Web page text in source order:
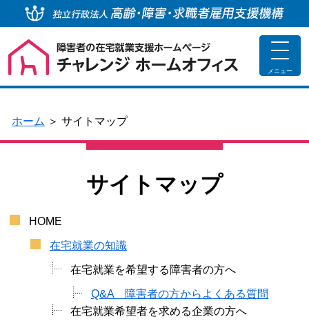
toggle
メニュー
ホーム ＞ サイトマップ
サイトマップ
HOME
在宅就業の知識
在宅就業を希望する障害者の方へ
Q&A 障害者の方からよくある質問
在宅就業希望者を求める企業の方へ